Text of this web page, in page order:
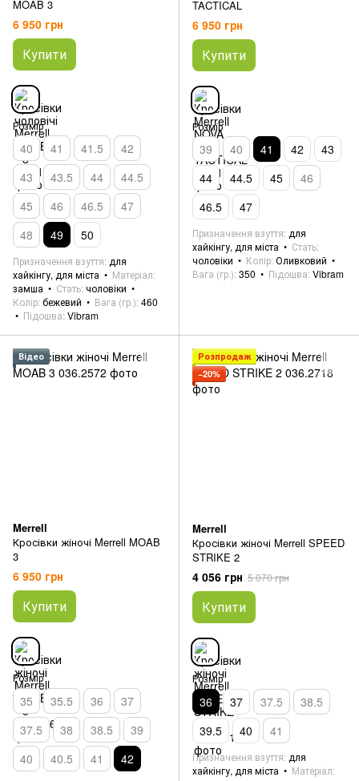
MOAB 3
6 950 грн
Купити
Розмір
40 41 41.5
42
43
43.5 44
44.5
45
46 46.5
47
48
49 50
Призначення взуття для
хайкінгу, для міста
Матеріал
замша
Стать чоловіки
Колір бежевий Вага (гр.) 460
Підошва Vibram
TACTICAL
6 950 грн
Купити
Розмір
39 40 41 42
43
44
44.5 45
46
46.5
47
Призначення взуття для
хайкінгу, для міста
Стать
чоловіки
Колір Оливковий
Вага (гр.) 350 Підошва Vibram
Відео
Merrell
Кросівки жіночі Merrell MOAB
3
6 950 грн
Купити
Розмір
35 35.5 36
37
37.5
38 38.5
39
40
40.5 41 42
Розпродаж
−20%
Merrell
Кросівки жіночі Merrell SPEED
STRIKE 2
4 056 грн 5 070 грн
Купити
Розмір
36 37 37.5
38.5
39.5
40 41
Призначення взуття для
хайкінгу, для міста
Матеріал